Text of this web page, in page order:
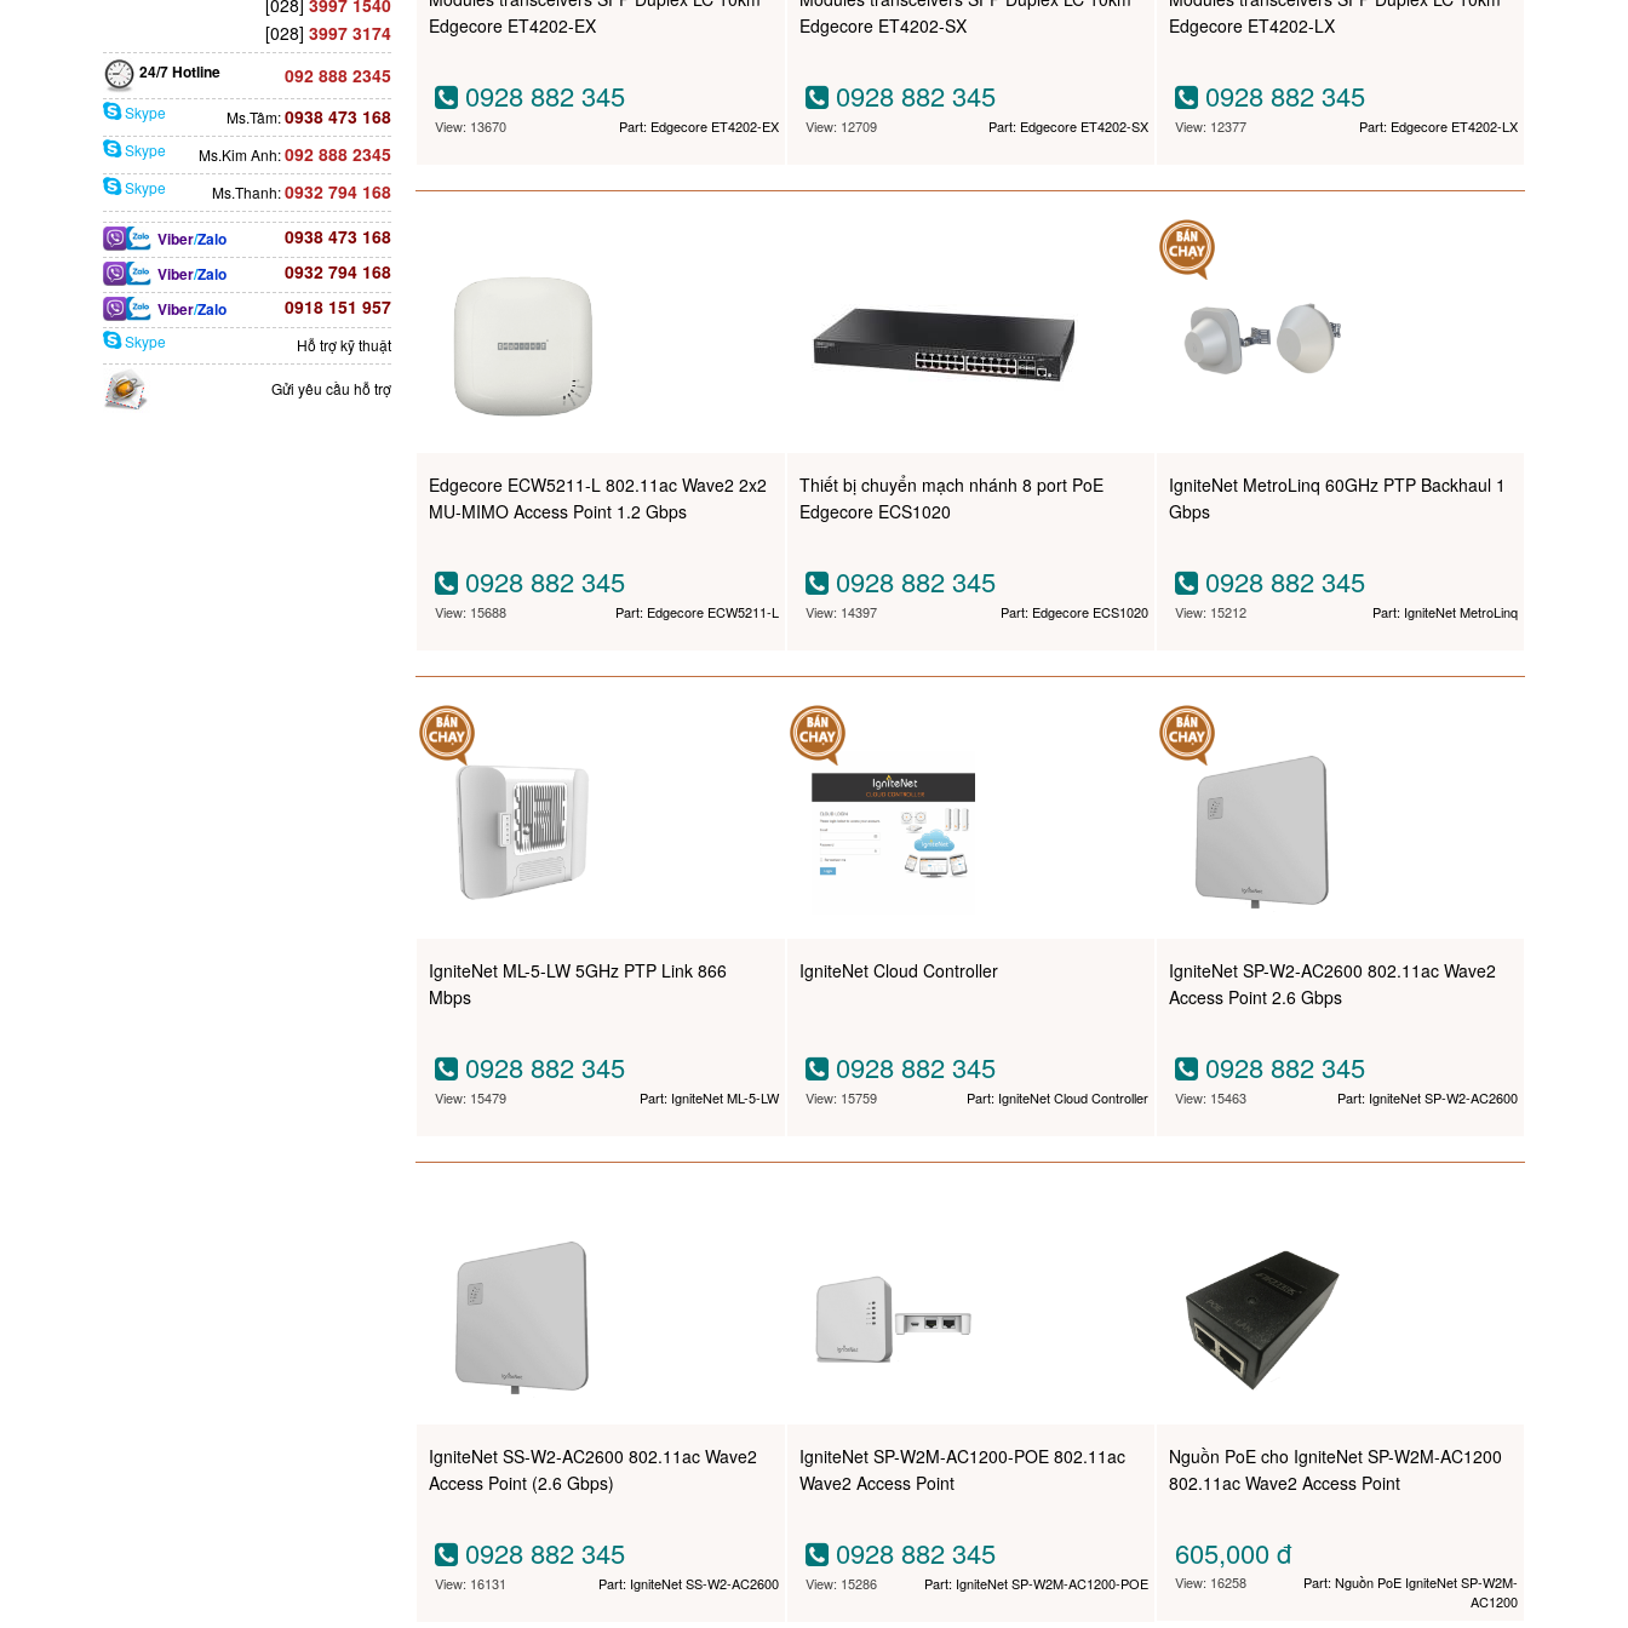
[028]3997 1540
[028]3997 3174
24/7 Hotline 092 888 2345
Skype Ms.Tâm:0938 473 168
Skype Ms.Kim Anh:092 888 2345
Skype Ms.Thanh:0932 794 168
Viber/Zalo 0938 473 168
Viber/Zalo 0932 794 168
Viber/Zalo 0918 151 957
Skype Hỗ trợ kỹ thuật
Gửi yêu cầu hỗ trợ
Edgecore ET4202-EX
0928 882 345
View: 13670 Part: Edgecore ET4202-EX
Edgecore ET4202-SX
0928 882 345
View: 12709 Part: Edgecore ET4202-SX
Edgecore ET4202-LX
0928 882 345
View: 12377 Part: Edgecore ET4202-LX
Edgecore ECW5211-L 802.11ac Wave2 2x2
MU-MIMO Access Point 1.2 Gbps
0928 882 345
View: 15688 Part: Edgecore ECW5211-L
Thiết bị chuyển mạch nhánh 8 port PoE
Edgecore ECS1020
0928 882 345
View: 14397 Part: Edgecore ECS1020
IgniteNet MetroLinq 60GHz PTP Backhaul 1
Gbps
0928 882 345
View: 15212 Part: IgniteNet MetroLinq
IgniteNet ML-5-LW 5GHz PTP Link 866
Mbps
0928 882 345
View: 15479 Part: IgniteNet ML-5-LW
IgniteNet Cloud Controller
0928 882 345
View: 15759 Part: IgniteNet Cloud Controller
IgniteNet SP-W2-AC2600 802.11ac Wave2
Access Point 2.6 Gbps
0928 882 345
View: 15463 Part: IgniteNet SP-W2-AC2600
IgniteNet SS-W2-AC2600 802.11ac Wave2
Access Point (2.6 Gbps)
0928 882 345
View: 16131 Part: IgniteNet SS-W2-AC2600
IgniteNet SP-W2M-AC1200-POE 802.11ac
Wave2 Access Point
0928 882 345
View: 15286 Part: IgniteNet SP-W2M-AC1200-POE
Nguồn PoE cho IgniteNet SP-W2M-AC1200
802.11ac Wave2 Access Point
605,000đ
View: 16258
Part: Nguồn PoE IgniteNet SP-W2M-
AC1200